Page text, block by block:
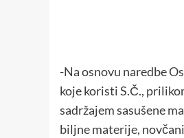
-Na osnovu naredbe
koje koristi S.Č.,
sadržajem sasušene
biljne materije,